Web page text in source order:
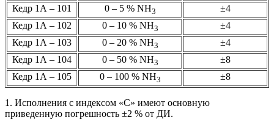
Кедр 1А – 101
0 – 5 % NН3
±4
Кедр 1А – 102
0 – 10 % NН3
±4
Кедр 1А – 103
0 – 20 % NН3
±4
Кедр 1А – 104
0 – 50 % NН3
±8
Кедр 1А – 105
0 – 100 % NН3 ±8
1. Исполнения с индексом «С» имеют основную
приведенную погрешность ±2 % от ДИ.